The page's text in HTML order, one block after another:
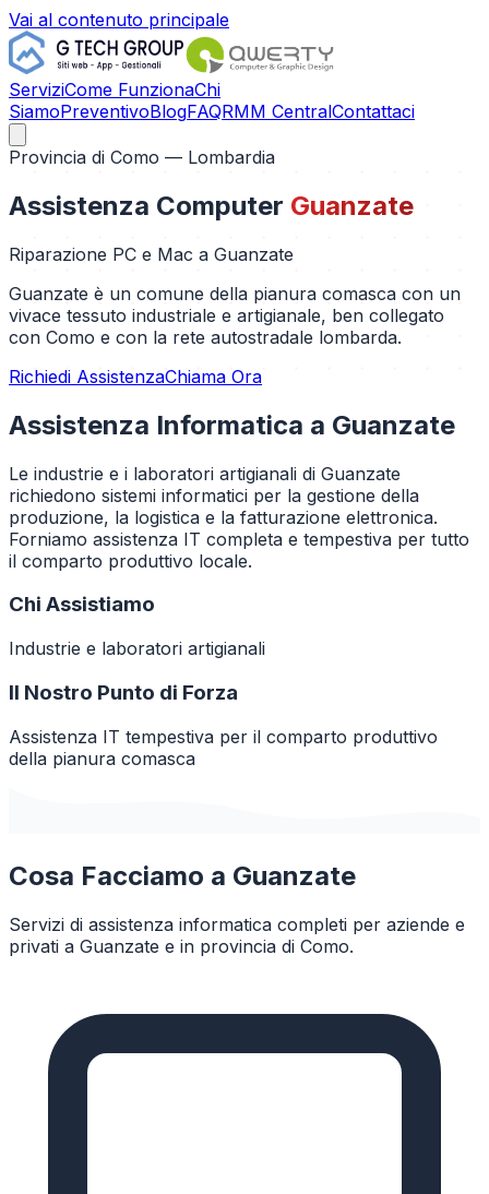
Vai al contenuto principale
ServiziCome FunzionaChi
SiamoPreventivoBlogFAQRMM CentralContattaci
Provincia di Como — Lombardia
Assistenza Computer Guanzate
Riparazione PC e Mac a Guanzate
Guanzate è un comune della pianura comasca con un
vivace tessuto industriale e artigianale, ben collegato
con Como e con la rete autostradale lombarda.
Richiedi AssistenzaChiama Ora
Assistenza Informatica a Guanzate
Le industrie e i laboratori artigianali di Guanzate
richiedono sistemi informatici per la gestione della
produzione, la logistica e la fatturazione elettronica.
Forniamo assistenza IT completa e tempestiva per tutto
il comparto produttivo locale.
Chi Assistiamo
Industrie e laboratori artigianali
Il Nostro Punto di Forza
Assistenza IT tempestiva per il comparto produttivo
della pianura comasca
Cosa Facciamo a Guanzate
Servizi di assistenza informatica completi per aziende e
privati a Guanzate e in provincia di Como.